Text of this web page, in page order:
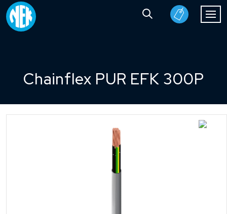
Chainflex PUR EFK 300P